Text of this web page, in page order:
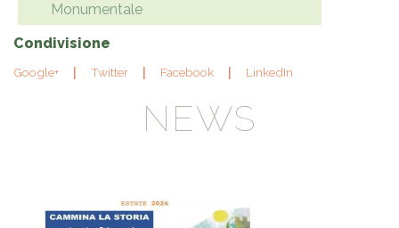
Monumentale
Condivisione
Google+ Twitter Facebook LinkedIn
NEWS